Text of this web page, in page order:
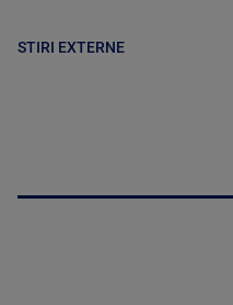
STIRI EXTERNE